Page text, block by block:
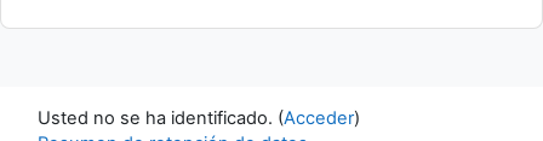
Usted no se ha identificado. (Acceder)